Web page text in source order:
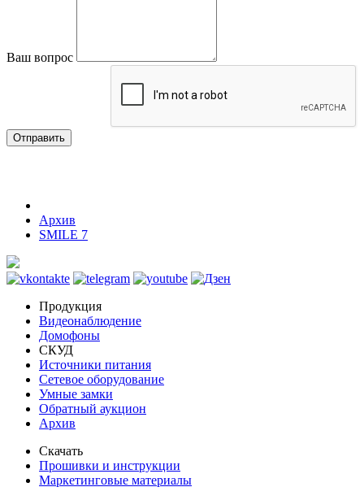
Ваш вопрос
Отправить
Архив
SMILE 7
Продукция
Видеонаблюдение
Домофоны
СКУД
Источники питания
Сетевое оборудование
Умные замки
Обратный аукцион
Архив
Скачать
Прошивки и инструкции
Маркетинговые материалы